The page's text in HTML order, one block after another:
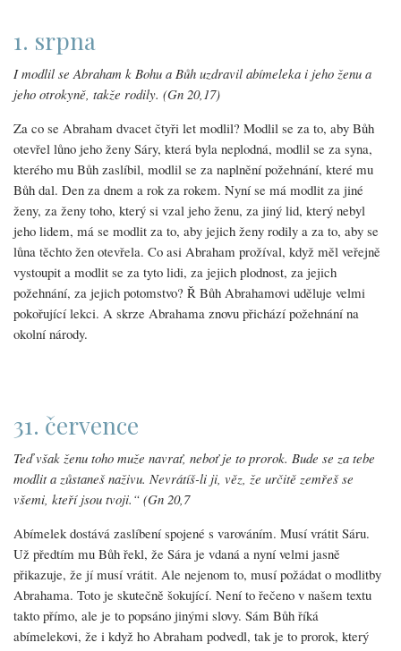
1. srpna
I modlil se Abraham k Bohu a Bůh uzdravil abímeleka i jeho ženu a
jeho otrokyně, takže rodily. (Gn 20,17)
Za co se Abraham dvacet čtyři let modlil? Modlil se za to, aby Bůh
otevřel lůno jeho ženy Sáry, která byla neplodná, modlil se za syna,
kterého mu Bůh zaslíbil, modlil se za naplnění požehnání, které mu
Bůh dal. Den za dnem a rok za rokem. Nyní se má modlit za jiné
ženy, za ženy toho, který si vzal jeho ženu, za jiný lid, který nebyl
jeho lidem, má se modlit za to, aby jejich ženy rodily a za to, aby se
lůna těchto žen otevřela. Co asi Abraham prožíval, když měl veřejně
vystoupit a modlit se za tyto lidi, za jejich plodnost, za jejich
požehnání, za jejich potomstvo? Ř Bůh Abrahamovi uděluje velmi
pokořující lekci. A skrze Abrahama znovu přichází požehnání na
okolní národy.
31. července
Teď však ženu toho muže navrať, neboť je to prorok. Bude se za tebe
modlit a zůstaneš naživu. Nevrátíš-li ji, věz, že určitě zemřeš se
všemi, kteří jsou tvoji.“ (Gn 20,7
Abímelek dostává zaslíbení spojené s varováním. Musí vrátit Sáru.
Už předtím mu Bůh řekl, že Sára je vdaná a nyní velmi jasně
přikazuje, že jí musí vrátit. Ale nejenom to, musí požádat o modlitby
Abrahama. Toto je skutečně šokující. Není to řečeno v našem textu
takto přímo, ale je to popsáno jinými slovy. Sám Bůh říká
abímelekovi, že i když ho Abraham podvedl, tak je to prorok, který